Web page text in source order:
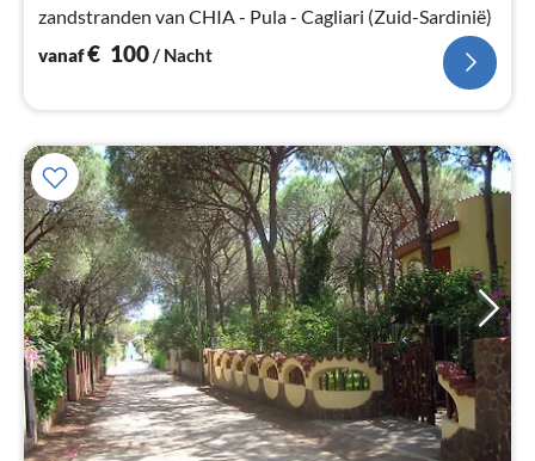
zandstranden van CHIA - Pula - Cagliari (Zuid-Sardinië)
vanaf€ 100/ Nacht